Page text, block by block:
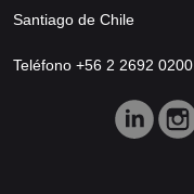
Santiago de Chile
Teléfono +56 2 2692 0200